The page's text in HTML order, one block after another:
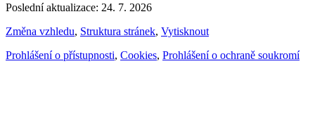
Poslední aktualizace: 24. 7. 2026
Změna vzhledu, Struktura stránek, Vytisknout
Prohlášení o přístupnosti, Cookies, Prohlášení o ochraně soukromí